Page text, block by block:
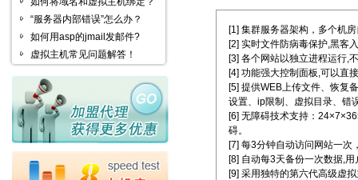
“服务器内部错误”怎么办？
如何用asp的jmail发邮件?
虚拟主机常见问题解答！
[1] 集群服务器架构，多个机
[2] 实时文件防病毒保护,黑客
[3] 各个网站以独立进程运行,
[4] 功能强大控制面板,可以直
[5] 提供WEB上传文件、恢复
设置、ip限制、虚拟目录、错
[6] 无障碍技术支持：
碍。
[7] 每3分钟自动访问网站一次
[8] 自动每3天备份一次数据,
[9] 采用独特的第六代高级虚